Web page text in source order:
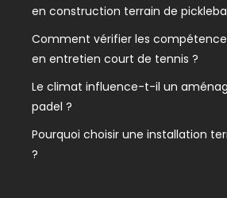
en construction terrain de
Comment vérifier les
en entretien court de tennis ?
Le climat influence-t-il un
padel ?
Pourquoi choisir une installation
?